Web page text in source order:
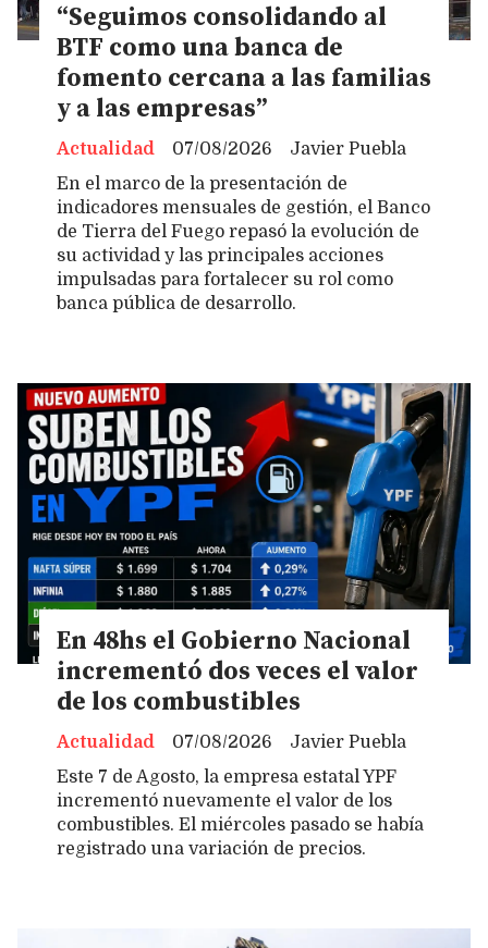
“Seguimos consolidando al
BTF como una banca de
fomento cercana a las familias
y a las empresas”
Javier Puebla
Actualidad
07/08/2026
En el marco de la presentación de
indicadores mensuales de gestión, el Banco
de Tierra del Fuego repasó la evolución de
su actividad y las principales acciones
impulsadas para fortalecer su rol como
banca pública de desarrollo.
En 48hs el Gobierno Nacional
incrementó dos veces el valor
de los combustibles
Javier Puebla
Actualidad
07/08/2026
Este 7 de Agosto, la empresa estatal YPF
incrementó nuevamente el valor de los
combustibles. El miércoles pasado se había
registrado una variación de precios.